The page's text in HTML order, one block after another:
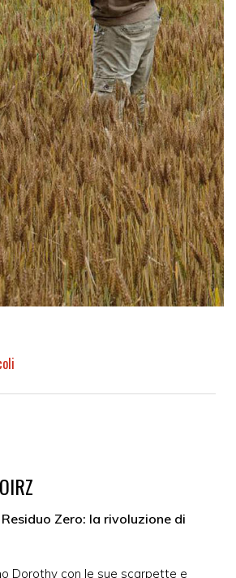
Zero: la rivoluzione di
Dorothy con le sue scarpette e